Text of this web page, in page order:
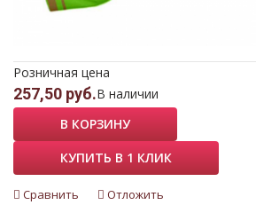
Розничная цена
257,50 руб.В наличии
В КОРЗИНУ
КУПИТЬ В 1 КЛИК
Сравнить Отложить